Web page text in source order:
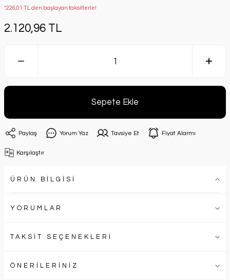
*226,01 TL den başlayan taksitlerle!
2.120,96 TL
Sepete Ekle
Paylaş Yorum Yaz Tavsiye Et Fiyat Alarmı
Karşılaştır
ÜRÜN BİLGİSİ
YORUMLAR
TAKSİT SEÇENEKLERİ
ÖNERİLERİNİZ